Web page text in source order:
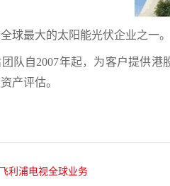
球最大的太阳能光伏企业之一。
队自2007年起，为客户提供港
产评估。
利浦电视全球业务